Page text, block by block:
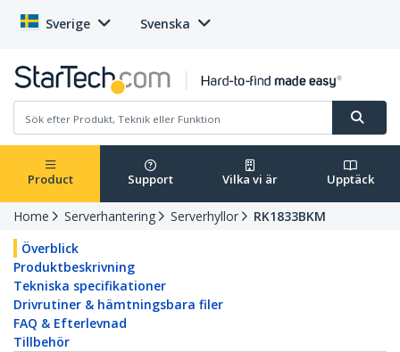
Sverige Svenska
Product Support Vilka vi är Upptäck
Home Serverhantering Serverhyllor
RK1833BKM
Överblick
Produktbeskrivning
Tekniska specifikationer
Drivrutiner & hämtningsbara filer
FAQ & Efterlevnad
Tillbehör